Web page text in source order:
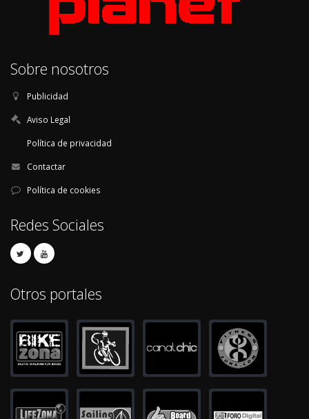
Sobre nosotros
Publicidad
Aviso Legal
Política de privacidad
Contactar
Política de cookies
Redes Sociales
Otros portales